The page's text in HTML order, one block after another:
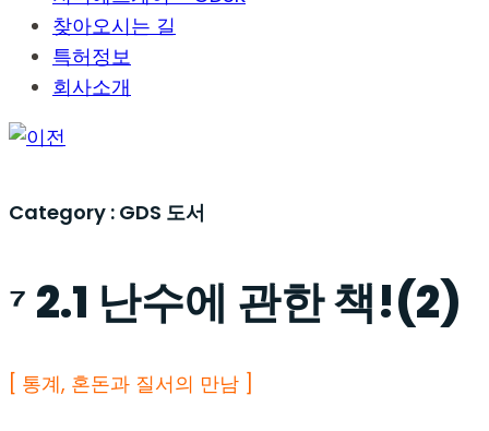
찾아오시는 길
특허정보
회사소개
Category : GDS 도서
⁷ 2.1 난수에 관한 책!(2)
[ 통계, 혼돈과 질서의 만남 ]